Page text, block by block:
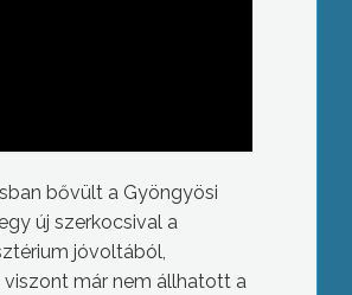
bővült a Gyöngyösi
új szerkocsival a
jóvoltából,
már nem állhatott a